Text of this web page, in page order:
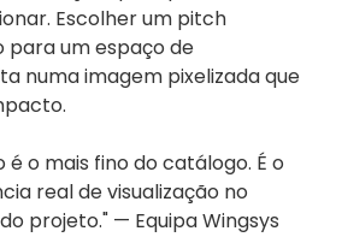
Escolher um pitch
para um espaço de
numa imagem pixelizada que
o mais fino do catálogo. É o
real de visualização no
projeto." — Equipa Wingsys